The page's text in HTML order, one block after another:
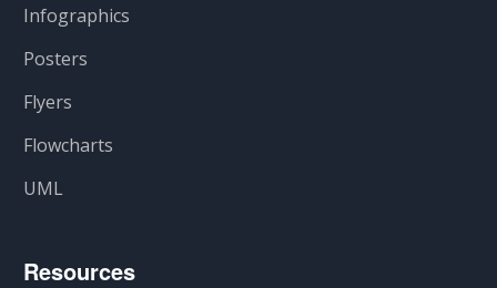
Infographics
Posters
Flyers
Flowcharts
UML
Resources